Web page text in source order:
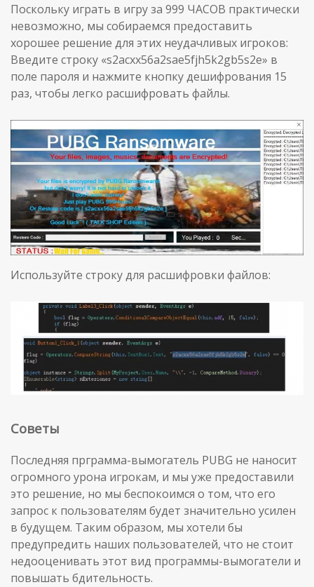
Поскольку играть в игру за 999 ЧАСОВ практически
невозможно, мы собираемся предоставить
хорошее решение для этих неудачливых игроков:
Введите строку «s2acxx56a2sae5fjh5k2gb5s2e» в
поле пароля и нажмите кнопку дешифрования 15
раз, чтобы легко расшифровать файлы.
Используйте строку для расшифровки файлов:
Советы
Последняя прграмма-вымогатель PUBG не наносит
огромного урона игрокам, и мы уже предоставили
это решение, но мы беспокоимся о том, что его
запрос к пользователям будет значительно усилен
в будущем. Таким образом, мы хотели бы
предупредить наших пользователей, что не стоит
недооценивать этот вид программы-вымогатели и
повышать бдительность.